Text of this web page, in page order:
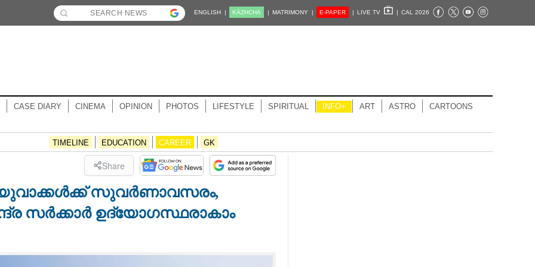
ENGLISH | KĀZHCHA | MATRIMONY | E-PAPER | LIVE TV | CAL 2026
CASE DIARY CINEMA OPINION PHOTOS LIFESTYLE SPIRITUAL INFO+ ART ASTRO CARTOONS
TIMELINE EDUCATION CAREER GK
Share
യുവാക്കൾക്ക് സുവർണാവസരം,
സർക്കാർ ഉദ്യോഗസ്ഥരാകാം